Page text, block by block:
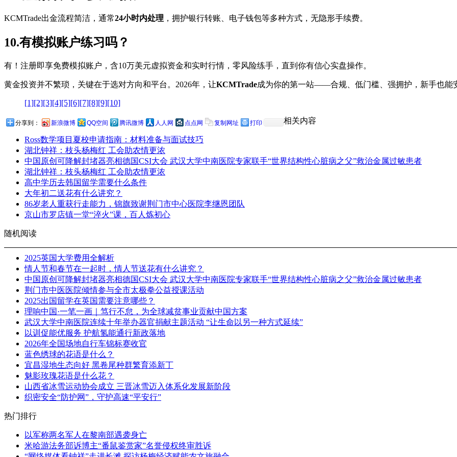
KCMTrade出金流程简洁，通常24小时内处理 ，拥护银行转账、电子钱包等多种方式，无隐形手续费。
10.有模拟账户练习吗？
有！注册即享免费模拟账户，含10万美元虚拟资金和实时行情，零风险练手，直到你有信心实盘操作。
黄金投资并不繁琐，关键在于选对方向和平台。2026年，让KCMTrade成为你的第一站——合规、低门槛、强拥护，新手也能
[1][2][3][4][5][6][7][8][9][10]
分享到： 新浪微博 QQ空间 腾讯微博 人人网 点点网 复制网址 打印 相关内容
Ross数学项目夏校申请指南：材料准备与面试技巧
湖北钟祥：枝头杨梅红 工会助农情更浓
中国原创可降解封堵器亮相德国CSI大会 武汉大学中南医院专家联手“世界结构性心脏病之父”救治金属过敏患者
湖北钟祥：枝头杨梅红 工会助农情更浓
高中学历去韩国留学需要什么条件
大年初二送花有什么讲究？
86岁老人重获行走能力，锦旗致谢荆门市中心医院李继恩团队
京山市罗店镇一堂“淬火”课，百人炼初心
随机阅读
2025英国大学费用全解析
情人节和春节在一起时，情人节送花有什么讲究？
中国原创可降解封堵器亮相德国CSI大会 武汉大学中南医院专家联手“世界结构性心脏病之父”救治金属过敏患者
荆门市中医医院倾情参与全市太极拳公益授课活动
2025出国留学在英国需要注意哪些？
理响中国·一笔一画｜笃行不怠，为全球减贫事业贡献中国方案
武汉大学中南医院连续十年举办器官捐献主题活动 “让生命以另一种方式延续”
以训促能优服务 护航氢能通行新政落地
2026年全国场地自行车锦标赛收官
蓝色绣球的花语是什么？
宜昌湿地生态向好 黑卷尾种群繁育添新丁
魅影玫瑰花语是什么花？
山西省冰雪运动协会成立 三晋冰雪迈入体系化发展新阶段
织密安全“防护网”，守护高速“平安行”
热门排行
以军称两名军人在黎南部遇袭身亡
米哈游法务部诉博主“番鼠鉴赏家”名誉侵权终审胜诉